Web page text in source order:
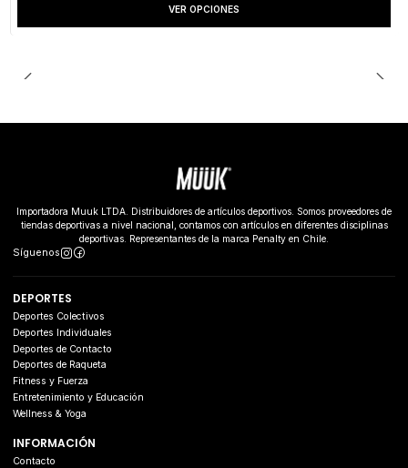
VER OPCIONES
Importadora Muuk LTDA. Distribuidores de artículos deportivos. Somos proveedores de
tiendas deportivas a nivel nacional, contamos con artículos en diferentes disciplinas
deportivas. Representantes de la marca Penalty en Chile.
Síguenos
DEPORTES
Deportes Colectivos
Deportes Individuales
Deportes de Contacto
Deportes de Raqueta
Fitness y Fuerza
Entretenimiento y Educación
Wellness & Yoga
INFORMACIÓN
Contacto